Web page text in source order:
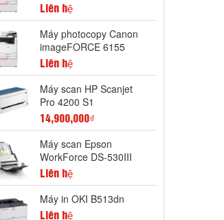
Liên hệ
Máy photocopy Canon
imageFORCE 6155
Liên hệ
Máy scan HP Scanjet
Pro 4200 S1
14,900,000₫
Máy scan Epson
WorkForce DS-530III
Liên hệ
Máy in OKI B513dn
Liên hệ